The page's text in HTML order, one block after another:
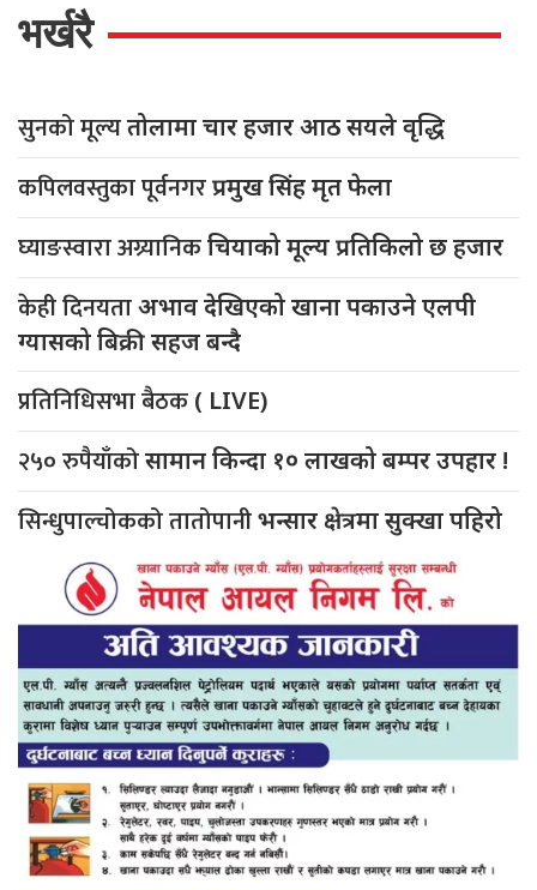
भर्खरै
सुनको मूल्यतोलामा चार हजार आठ सयले वृद्धि
कपिलवस्तुका पूर्वनगरप्रमुख सिंह मृत फेला
घ्याङस्वारा अग्र्यानिकचियाको मूल्य प्रतिकिलो छ हजार
केही दिनयताअभाव देखिएको खाना पकाउने एलपी
ग्यासको बिक्री सहज बन्दै
प्रतिनिधिसभा बैठक ( LIVE)
२५० रुपैयाँकोसामान किन्दा १० लाखको बम्पर उपहार !
सिन्धुपाल्चोकको तातोपानीभन्सार क्षेत्रमा सुक्खा पहिरो